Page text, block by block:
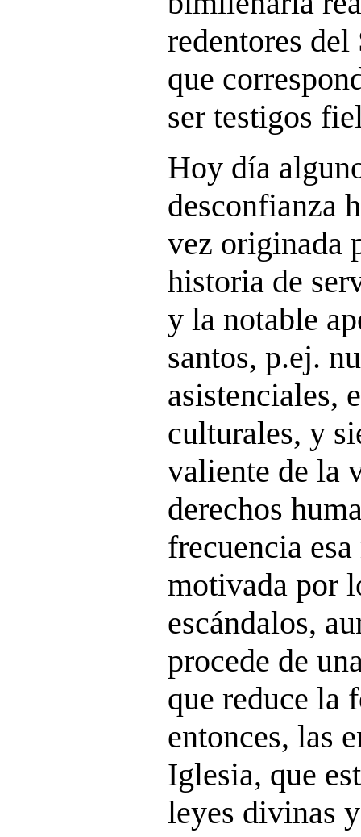
redentores
que
ser testigos
Hoy día
desconfianza
vez originada
historia de
y la notable
santos, p.ej.
asistenciales,
culturales, y
valiente de la
derechos
frecuencia
motivada por
escándalos,
procede de
que reduce la
entonces, las
Iglesia, que
leyes divinas